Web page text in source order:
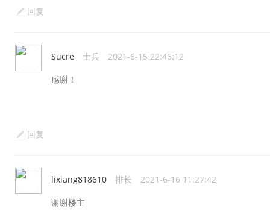
回复
Sucre 士兵 2021-6-15 22:46:12
感谢！
回复
lixiang818610 排长 2021-6-16 11:27:42
谢谢楼主